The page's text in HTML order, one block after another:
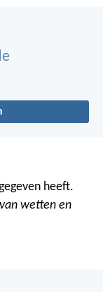
heeft.
van wetten en